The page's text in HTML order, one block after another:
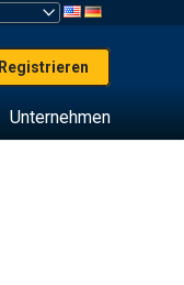
Registrieren
Unternehmen